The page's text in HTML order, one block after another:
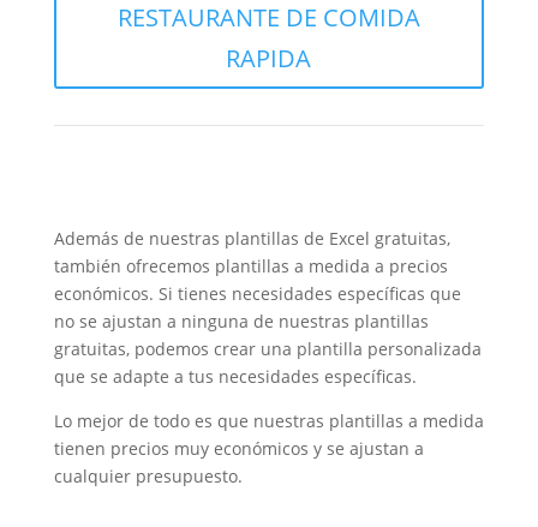
RESTAURANTE DE COMIDA
RAPIDA
Además de nuestras plantillas de Excel gratuitas,
también ofrecemos plantillas a medida a precios
económicos. Si tienes necesidades específicas que
no se ajustan a ninguna de nuestras plantillas
gratuitas, podemos crear una plantilla personalizada
que se adapte a tus necesidades específicas.
Lo mejor de todo es que nuestras plantillas a medida
tienen precios muy económicos y se ajustan a
cualquier presupuesto.